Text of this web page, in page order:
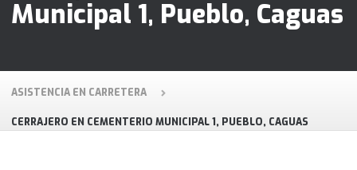
Municipal 1, Pueblo, Caguas
ASISTENCIA EN CARRETERA
CERRAJERO EN CEMENTERIO MUNICIPAL 1, PUEBLO, CAGUAS